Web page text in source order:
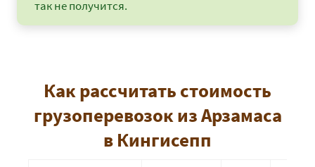
так не получится.
Как рассчитать стоимость
грузоперевозок из Арзамаса
в Кингисепп